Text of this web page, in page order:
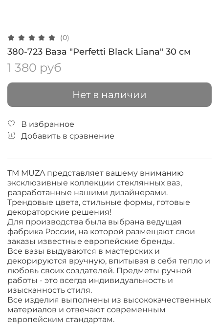
(0)
380-723 Ваза "Perfetti Black Liana" 30 см
1 380 руб
Нет в наличии
В избранное
Добавить в сравнение
ТМ MUZA представляет вашему вниманию
эксклюзивные коллекции стеклянных ваз,
разработанные нашими дизайнерами.
Трендовые цвета, стильные формы, готовые
декораторские решения!
Для производства была выбрана ведущая
фабрика России, на которой размещают свои
заказы известные европейские бренды.
Все вазы выдуваются в мастерских и
декорируются вручную, впитывая в себя тепло и
любовь своих создателей. Предметы ручной
работы - это всегда индивидуальность и
изысканность стиля.
Все изделия выполнены из высококачественных
материалов и отвечают современным
европейским стандартам.